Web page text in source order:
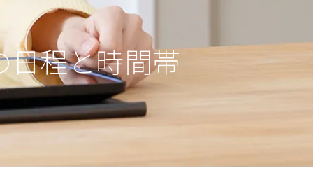
日程と時間帯